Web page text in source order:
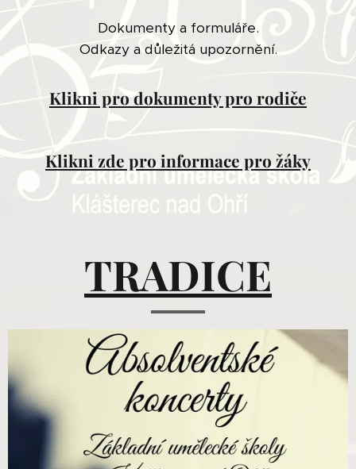
Dokumenty a formuláře.
Odkazy a důležitá upozornění.
Klikni pro dokumenty pro rodiče
Klikni zde pro informace pro žáky
TRADICE